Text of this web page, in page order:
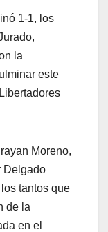
1-1, los
la
este
Moreno,
Delgado
tantos que
de la
en el